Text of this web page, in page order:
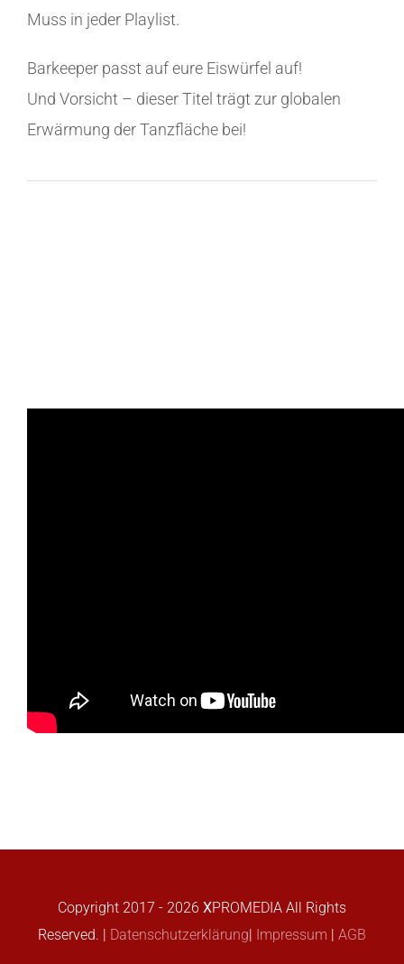
Muss in jeder Playlist.
Barkeeper passt auf eure Eiswürfel auf!
Und Vorsicht – dieser Titel trägt zur globalen
Erwärmung der Tanzfläche bei!
Copyright 2017 - 2026 XPROMEDIA All Rights
Reserved. | Datenschutzerklärung| Impressum | AGB